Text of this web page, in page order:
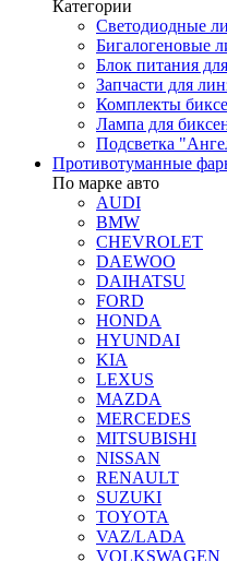
Категории
Светодиодные
Бигалогеновые
Блок питания
Запчасти для
Комплекты
Лампа для
Подсветка
Противотуманные
По марке авто
AUDI
BMW
CHEVROLET
DAEWOO
DAIHATSU
FORD
HONDA
HYUNDAI
KIA
LEXUS
MAZDA
MERCEDES
MITSUBISHI
NISSAN
RENAULT
SUZUKI
TOYOTA
VAZ/LADA
VOLKSWAGEN